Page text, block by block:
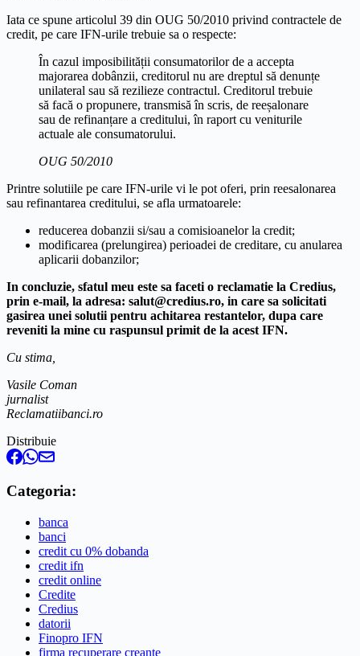
Iata ce spune articolul 39 din OUG 50/2010 privind contractele de
credit, pe care IFN-urile trebuie sa o respecte:
În cazul imposibilității consumatorilor de a accepta
majorarea dobânzii, creditorul nu are dreptul să denunțe
unilateral sau să rezilieze contractul. Creditorul trebuie
să facă o propunere, transmisă în scris, de reeșalonare
sau de refinanțare a creditului, în raport cu veniturile
actuale ale consumatorului.
OUG 50/2010
Printre solutiile pe care IFN-urile vi le pot oferi, prin reesalonarea
sau refinantarea creditului, se afla urmatoarele:
reducerea dobanzii si/sau a comisioanelor la credit;
modificarea (prelungirea) perioadei de creditare, cu anularea
aplicarii dobanzilor;
In concluzie, sfatul meu este sa faceti o reclamatie la Credius,
prin e-mail, la adresa: salut@credius.ro, in care sa solicitati
gasirea unei solutii pentru achitarea restantelor, dupa care
reveniti la mine cu raspunsul primit de la acest IFN.
Cu stima,
Vasile Coman
jurnalist
Reclamatiibanci.ro
Distribuie
Categoria:
banca
banci
credit cu 0% dobanda
credit ifn
credit online
Credite
Credius
datorii
Finopro IFN
firma recuperare creante